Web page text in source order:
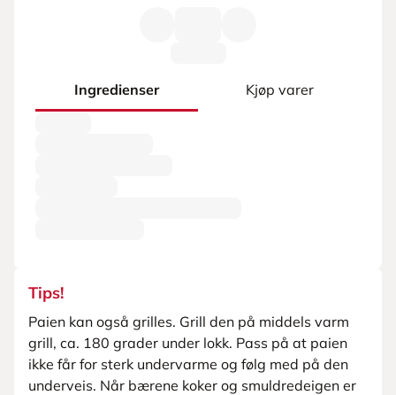
Ingredienser Kjøp varer
Tips!
Paien kan også grilles. Grill den på middels varm
grill, ca. 180 grader under lokk. Pass på at paien
ikke får for sterk undervarme og følg med på den
underveis. Når bærene koker og smuldredeigen er